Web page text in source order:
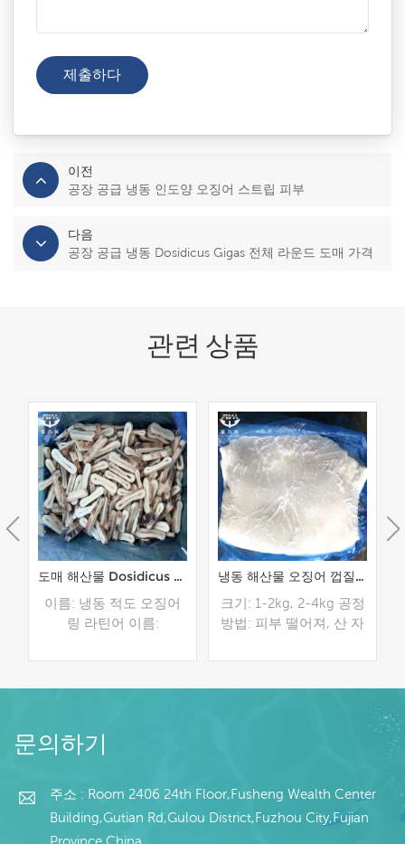
이전
공장 공급 냉동 인도양 오징어 스트립 피부
다음
공장 공급 냉동 Dosidicus Gigas 전체 라운드 도매 가격
관련 상품
도매 해산물 Dosidicus Gigas 오징어 링 판매
이름: 냉동 적도 오징어
링 라틴어 이름:
도 오징어 크기: 2.5 -
냉동 해산물 오징어 껍질없는 페루 오징어 필레 도매
크기: 1-2kg, 2-4kg 공정
방법: 피부 떨어져, 산 자
위한 폴리 부대, 외부 패
문의하기
주소 : Room 2406 24th Floor,Fusheng Wealth Center
Building,Gutian Rd,Gulou District,Fuzhou City,Fujian